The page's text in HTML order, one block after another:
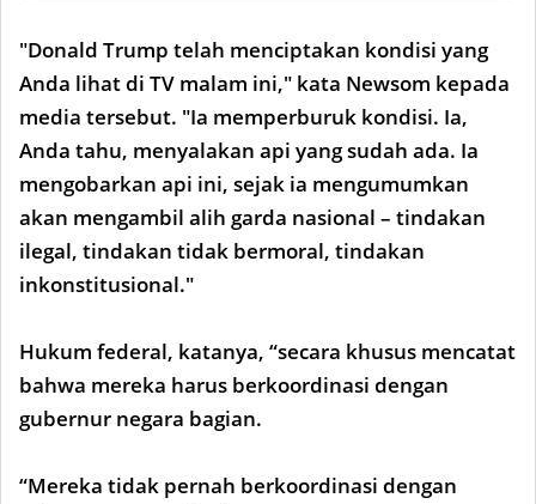
"Donald Trump telah menciptakan kondisi yang
Anda lihat di TV malam ini," kata Newsom kepada
media tersebut. "Ia memperburuk kondisi. Ia,
Anda tahu, menyalakan api yang sudah ada. Ia
mengobarkan api ini, sejak ia mengumumkan
akan mengambil alih garda nasional – tindakan
ilegal, tindakan tidak bermoral, tindakan
inkonstitusional."
Hukum federal, katanya, “secara khusus mencatat
bahwa mereka harus berkoordinasi dengan
gubernur negara bagian.
“Mereka tidak pernah berkoordinasi dengan